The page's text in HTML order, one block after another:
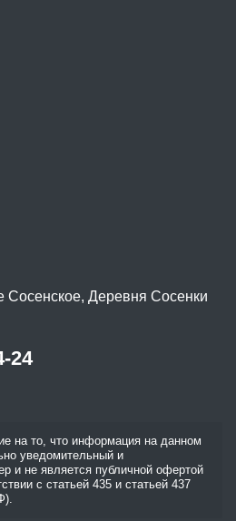
Сосенское, Деревня Сосенки
24
на то, что информация на данном
уведомительный и
и не является публичной офертой
с статьей 435 и статьей 437